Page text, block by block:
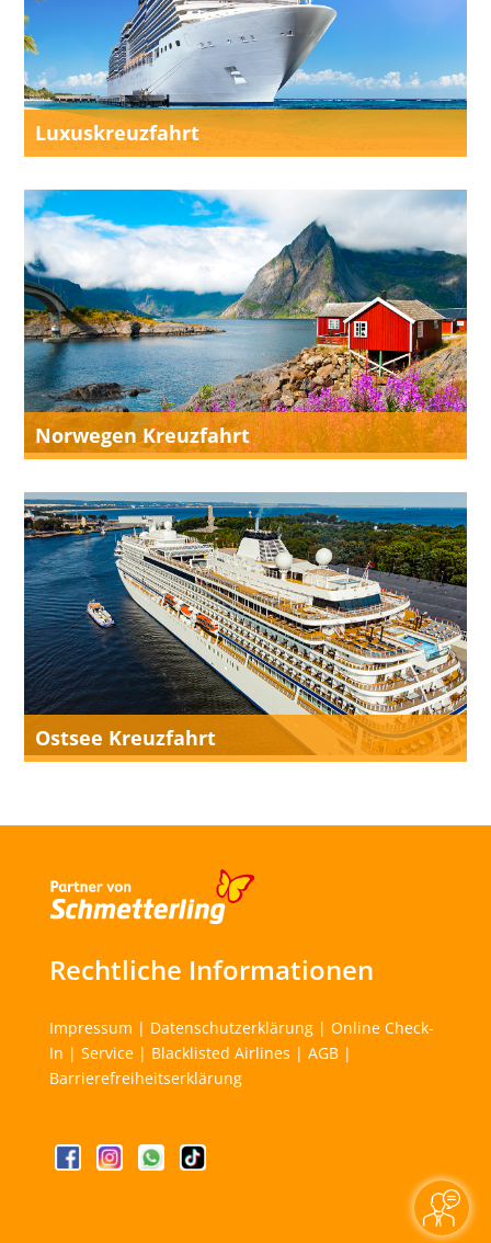
Luxuskreuzfahrt
Norwegen Kreuzfahrt
Ostsee Kreuzfahrt
Rechtliche Informationen
Impressum | Datenschutzerklärung| Online Check-
In | Service| Blacklisted Airlines | AGB|
Barrierefreiheitserklärung